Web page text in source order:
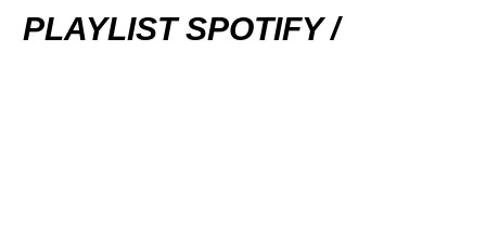
PLAYLIST SPOTIFY /